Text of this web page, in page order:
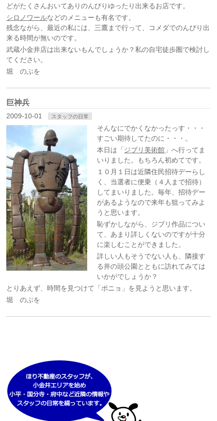
どがたくさんおいてありのんびりゆったり出来るお店です。
シロノワールなどのメニューも有名です。
残念ながら、最近の私には、三鷹まで行って、コメダでのんびり出
来る時間が無いのです。
武蔵小金井店は出来ないもんでしょうか？私の自宅徒歩圏で検討し
てください。
堀 のぶを
巨神兵
2009-10-01 スタッフの日常
そんなにでかくなかったっす・・・
すごい期待してたのに・・・。
本日は「ジブリ美術館 」へ行ってま
いりました。もちろん初めてです。
１０月１日は近隣住民招待デーらし
く、当選者に便乗（４人まで招待）
してまいりました。毎年、招待デー
があるようなので来年も狙ってみよ
うと思います。
恥ずかしながら、ジブリ作品につい
て、あまり詳しくないのですが十分
に楽しむことができました。
詳しい人もそうでない人も、隣接す
る井の頭公園とともに訪れてみては
いかがでしょうか？
とりあえず、時間を見つけて「ポニョ」を見ようと思います。
堀 のぶを